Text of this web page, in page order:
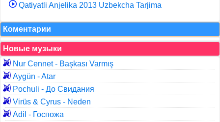
Qatiyatli Anjelika 2013 Uzbekcha Tarjima
Коментарии
Новые музыки
Nur Cennet - Başkası Varmış
Aygün - Atar
Pochuli - До Свидания
Virüs & Cyrus - Neden
Adil - Госпожа